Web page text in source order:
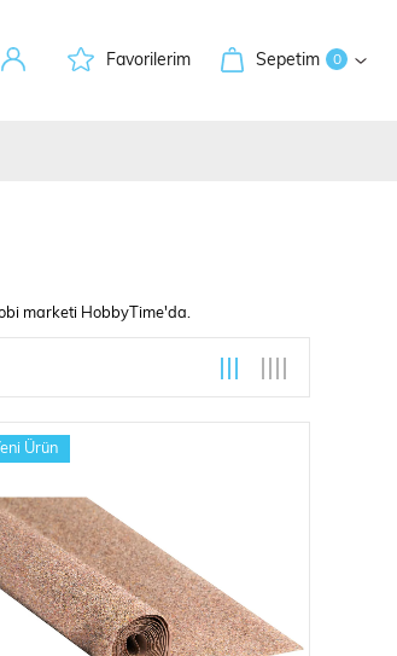
Sepetim 0
Favorilerim
marketi HobbyTime'da.
Ürün